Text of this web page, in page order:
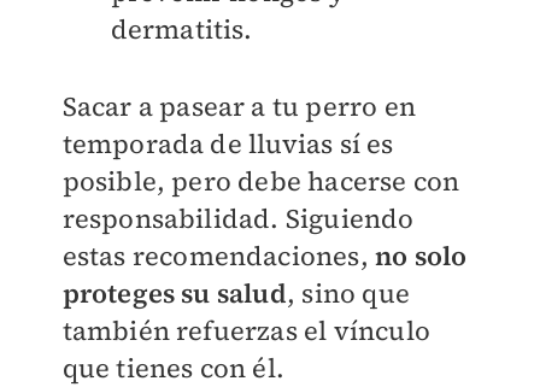
dermatitis.
Sacar a pasear a tu perro en
temporada de lluvias sí es
posible, pero debe hacerse con
responsabilidad. Siguiendo
estas recomendaciones, no solo
proteges su salud, sino que
también refuerzas el vínculo
que tienes con él.